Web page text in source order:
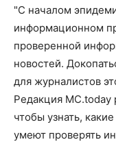
"С началом
информационном
проверенной
новостей.
для журналистов
Редакция MC.today
чтобы узнать,
умеют проверять